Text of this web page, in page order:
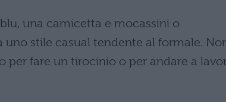
blu, una camicetta e mocassini o
uno stile casual tendente al formale.
per fare un tirocinio o per andare a